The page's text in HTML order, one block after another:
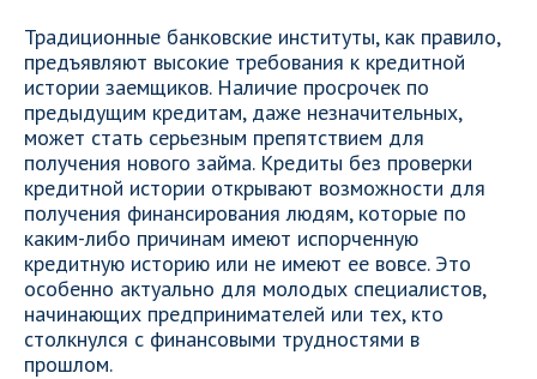
Традиционные банковские институты, как правило,
предъявляют высокие требования к кредитной
истории заемщиков. Наличие просрочек по
предыдущим кредитам, даже незначительных,
может стать серьезным препятствием для
получения нового займа. Кредиты без проверки
кредитной истории открывают возможности для
получения финансирования людям, которые по
каким-либо причинам имеют испорченную
кредитную историю или не имеют ее вовсе. Это
особенно актуально для молодых специалистов,
начинающих предпринимателей или тех, кто
столкнулся с финансовыми трудностями в
прошлом.